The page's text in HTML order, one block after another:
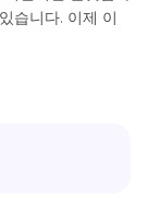
습니다. 이제 이